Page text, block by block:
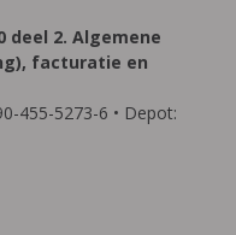
deel 2. Algemene
facturatie en
455-5273-6 • Depot: